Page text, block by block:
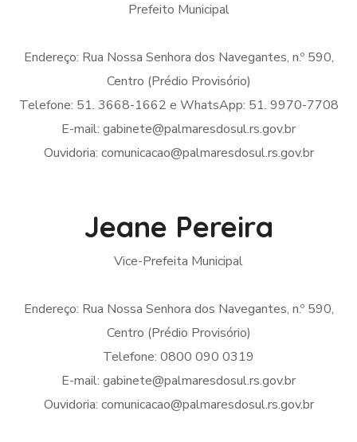
Prefeito Municipal
Endereço: Rua Nossa Senhora dos Navegantes, n.º 590,
Centro (Prédio Provisório)
Telefone: 51. 3668-1662 e WhatsApp: 51. 9970-7708
E-mail: gabinete@palmaresdosul.rs.gov.br
Ouvidoria: comunicacao@palmaresdosul.rs.gov.br
Jeane Pereira
Vice-Prefeita Municipal
Endereço: Rua Nossa Senhora dos Navegantes, n.º 590,
Centro (Prédio Provisório)
Telefone: 0800 090 0319
E-mail: gabinete@palmaresdosul.rs.gov.br
Ouvidoria: comunicacao@palmaresdosul.rs.gov.br